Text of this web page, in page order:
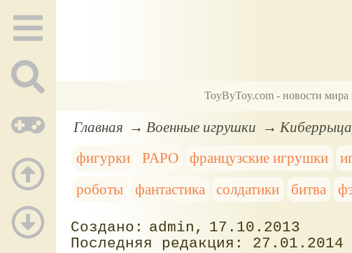
ToyByToy.com - новости
Главная Военные игрушки
фигурки
PAPO французские игрушки
роботы
фантастика солдатики битва
admin
17.10.2013
27.01.2014